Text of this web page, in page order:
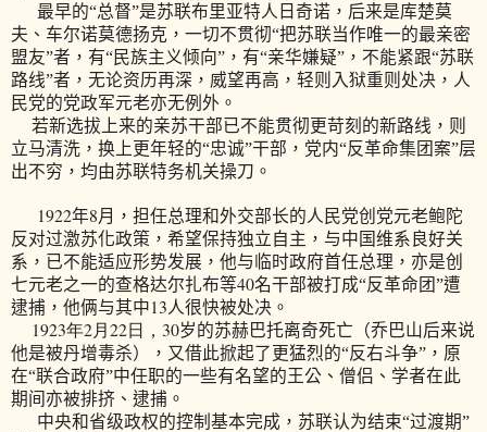
最早的“总督”是苏联布里亚特人日奇诺，后来是库楚莫
夫、车尔诺莫德扬克，一切不贯彻“把苏联当作唯一的最亲密
盟友”者，有“民族主义倾向”，有“亲华嫌疑”，不能紧跟“苏联
路线”者，无论资历再深，威望再高，轻则入狱重则处决，人
民党的党政军元老亦无例外。
若新选拔上来的亲苏干部已不能贯彻更苛刻的新路线，则
立马清洗，换上更年轻的“忠诚”干部，党内“反革命集团案”层
出不穷，均由苏联特务机关操刀。
1922年8月，担任总理和外交部长的人民党创党元老鲍陀
反对过激苏化政策，希望保持独立自主，与中国维系良好关
系，已不能适应形势发展，他与临时政府首任总理，亦是创
七元老之一的查格达尔扎布等40名干部被打成“反革命团”遭
逮捕，他俩与其中13人很快被处决。
1923年2月 22日 ， 30岁的苏赫巴托离奇死亡（乔巴山后来说
他是被丹增毒杀），又借此掀起了更猛烈的“反右斗争”，原
在“联合政府”中任职的一些有名望的王公、僧侣、学者在此
期间亦被排挤、逮捕。
中央和省级政权的控制基本完成，苏联认为结束“过渡期”